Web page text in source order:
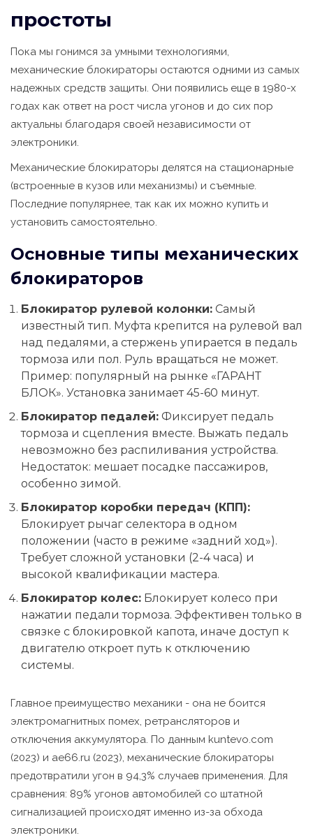
простоты
Пока мы гонимся за умными технологиями,
механические блокираторы остаются одними из самых
надежных средств защиты. Они появились еще в 1980-х
годах как ответ на рост числа угонов и до сих пор
актуальны благодаря своей независимости от
электроники.
Механические блокираторы делятся на стационарные
(встроенные в кузов или механизмы) и съемные.
Последние популярнее, так как их можно купить и
установить самостоятельно.
Основные типы механических
блокираторов
Блокиратор рулевой колонки: Самый
известный тип. Муфта крепится на рулевой вал
над педалями, а стержень упирается в педаль
тормоза или пол. Руль вращаться не может.
Пример: популярный на рынке «ГАРАНТ
БЛОК». Установка занимает 45-60 минут.
Блокиратор педалей: Фиксирует педаль
тормоза и сцепления вместе. Выжать педаль
невозможно без распиливания устройства.
Недостаток: мешает посадке пассажиров,
особенно зимой.
Блокиратор коробки передач (КПП):
Блокирует рычаг селектора в одном
положении (часто в режиме «задний ход»).
Требует сложной установки (2-4 часа) и
высокой квалификации мастера.
Блокиратор колес: Блокирует колесо при
нажатии педали тормоза. Эффективен только в
связке с блокировкой капота, иначе доступ к
двигателю откроет путь к отключению
системы.
Главное преимущество механики - она не боится
электромагнитных помех, ретрансляторов и
отключения аккумулятора. По данным kuntevo.com
(2023) и ae66.ru (2023), механические блокираторы
предотвратили угон в 94,3% случаев применения. Для
сравнения: 89% угонов автомобилей со штатной
сигнализацией происходят именно из-за обхода
электроники.